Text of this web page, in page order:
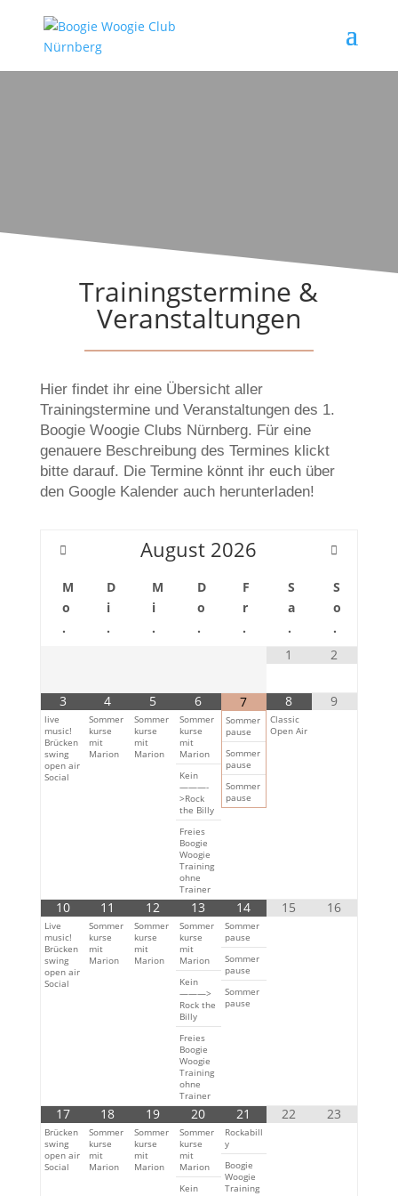
Trainingstermine &
Veranstaltungen
Hier findet ihr eine Übersicht aller
Trainingstermine und Veranstaltungen des 1.
Boogie Woogie Clubs Nürnberg. Für eine
genauere Beschreibung des Termines klickt
bitte darauf. Die Termine könnt ihr euch über
den Google Kalender auch herunterladen!
August 2026
M
o
.
D
i
.
M
i
.
D
o
.
F
r
.
S
a
.
S
o
.
1
2
3
live
music!
Brücken
swing
open air
Social
4
Sommer
kurse
mit
Marion
5
Sommer
kurse
mit
Marion
6
Sommer
kurse
mit
Marion
Kein
———-
>Rock
the Billy
Freies
Boogie
Woogie
Training
ohne
Trainer
7
Sommer
pause
Sommer
pause
Sommer
pause
8
Classic
Open Air
9
10
Live
music!
Brücken
swing
open air
Social
11
Sommer
kurse
mit
Marion
12
Sommer
kurse
mit
Marion
13
Sommer
kurse
mit
Marion
Kein
———>
Rock the
Billy
Freies
Boogie
Woogie
Training
ohne
Trainer
14
Sommer
pause
Sommer
pause
Sommer
pause
15 16
17
Brücken
swing
open air
Social
18
Sommer
kurse
mit
Marion
19
Sommer
kurse
mit
Marion
20
Sommer
kurse
mit
Marion
Kein
21
Rockabill
y
Boogie
Woogie
Training
22 23